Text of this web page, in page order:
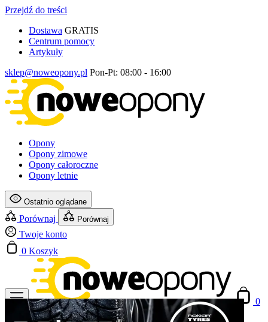
Przejdź do treści
Dostawa GRATIS
Centrum pomocy
Artykuły
sklep@noweopony.pl Pon-Pt: 08:00 - 16:00
Opony
Opony zimowe
Opony całoroczne
Opony letnie
Ostatnio oglądane
Porównaj Porównaj
Twoje konto
0 Koszyk
0